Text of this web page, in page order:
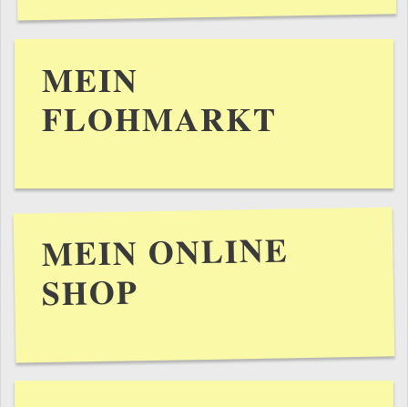
MEIN
FLOHMARKT
MEIN ONLINE
SHOP